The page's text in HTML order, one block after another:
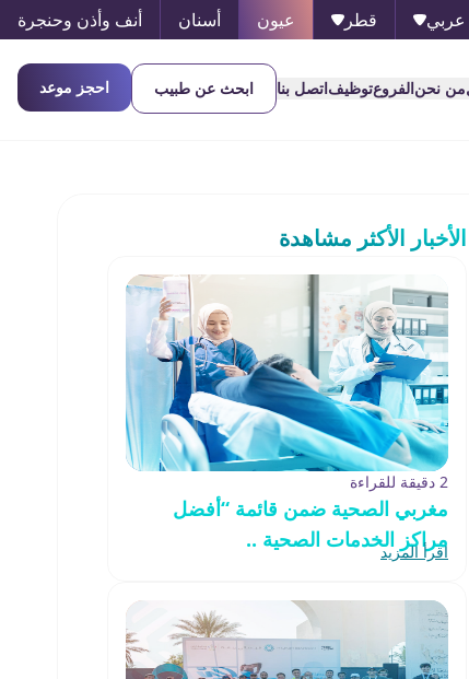
عربي قطر عيون أسنان أنف وأذن وحنجرة
من نحنالفروعتوظيفاتصل بنا ابحث عن طبيب احجز موعد
الأخبار الأكثر مشاهدة
2 دقيقة للقراءة
مغربي الصحية ضمن قائمة “أفضل
مراكز الخدمات الصحية ..
اقرأ المزيد